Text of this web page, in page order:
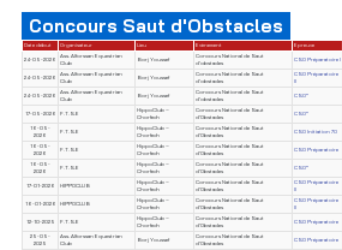
Concours Saut d'Obstacles
Date début Organisateur Lieu Evènement Epreuve
24-05-2026
Ass. Alforssan Equestrian
Club
Borj Youssef
Concours National de Saut
d'obstacles
CSO Préparatoire I
24-05-2026
Ass. Alforssan Equestrian
Club
Borj Youssef
Concours National de Saut
d'obstacles
CSO Préparatoire
II
24-05-2026
Ass. Alforssan Equestrian
Club
Borj Youssef
Concours National de Saut
d'obstacles
CSO*
17-05-2026 F.T.S.E
HippoClub –
Chorfech
Concours National de Saut
d'Obstacles
CSO*
16-05-
2026
F.T.S.E
HippoClub –
Chorfech
Concours National de Saut
d'Obstacles
CSO Initiation 70
16-05-
2026
F.T.S.E
HippoClub –
Chorfech
Concours National de Saut
d'Obstacles
CSO Préparatoire
16-05-
2026
F.T.S.E
HippoClub –
Chorfech
Concours National de Saut
d'Obstacles
CSO*
17-01-2026 HIPPOCLUB
HippoClub –
Chorfech
Concours National de Saut
d'Obstacles
CSO Préparatoire
II
16-01-2026 HIPPOCLUB
HippoClub –
Chorfech
Concours National de Saut
d'Obstacles
CSO Préparatoire
II
12-10-2025 F.T.S.E
HippoClub –
Chorfech
Concours National de Saut
d'Obstacles
CSO Préparatoire
25-05-
2025
Ass. Alforssan Equestrian
Club
Borj Youssef
Concours National de Saut
d'Obstacles
CSO Préparatoire